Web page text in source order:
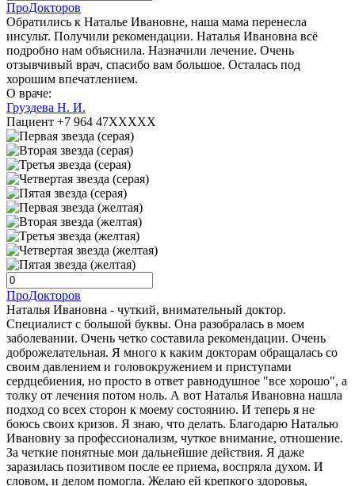
ПроДокторов
Обратились к Наталье Ивановне, наша мама перенесла
инсульт. Получили рекомендации. Наталья Ивановна всё
подробно нам объяснила. Назначили лечение. Очень
отзывчивый врач, спасибо вам большое. Осталась под
хорошим впечатлением.
О враче:
Груздева Н. И.
Пациент +7 964 47XXXXX
ПроДокторов
Наталья Ивановна - чуткий, внимательный доктор.
Специалист с большой буквы. Она разобралась в моем
заболевании. Очень четко составила рекомендации. Очень
доброжелательная. Я много к каким докторам обращалась со
своим давлением и головокружением и приступами
сердцебиения, но просто в ответ равнодушное "все хорошо", а
толку от лечения потом ноль. А вот Наталья Ивановна нашла
подход со всех сторон к моему состоянию. И теперь я не
боюсь своих кризов. Я знаю, что делать. Благодарю Наталью
Ивановну за профессионализм, чуткое внимание, отношение.
За четкие понятные мои дальнейшие действия. Я даже
заразилась позитивом после ее приема, воспряла духом. И
словом, и делом помогла. Желаю ей крепкого здоровья,